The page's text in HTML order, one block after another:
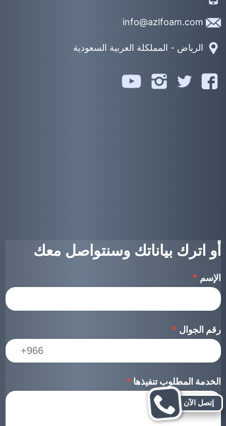
الرياض - المملكلة العربية السعودية
تابعنا
تابعنا
تابعنا
أو اترك بياناتك وسنتواصل معك
الإسم *
رقم الجوال *
الخدمة المطلوب تنفيذها *
إتصل الآن